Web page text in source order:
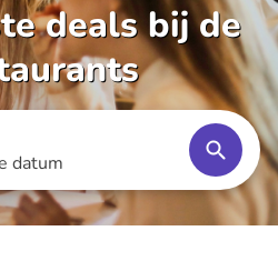
deals bij de
datum